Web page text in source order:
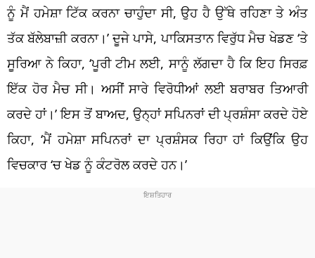
ਨੂੰ ਮੈਂ ਹਮੇਸ਼ਾ ਟਿੱਕ ਕਰਨਾ ਚਾਹੁੰਦਾ ਸੀ, ਉਹ ਹੈ ਉੱਥੇ ਰਹਿਣਾ ਤੇ ਅੰਤ
ਤੱਕ ਬੱਲੇਬਾਜ਼ੀ ਕਰਨਾ।’ ਦੂਜੇ ਪਾਸੇ, ਪਾਕਿਸਤਾਨ ਵਿਰੁੱਧ ਮੈਚ ਖੇਡਣ ‘ਤੇ
ਸੂਰਿਆ ਨੇ ਕਿਹਾ, ‘ਪੂਰੀ ਟੀਮ ਲਈ, ਸਾਨੂੰ ਲੱਗਦਾ ਹੈ ਕਿ ਇਹ ਸਿਰਫ਼
ਇੱਕ ਹੋਰ ਮੈਚ ਸੀ। ਅਸੀਂ ਸਾਰੇ ਵਿਰੋਧੀਆਂ ਲਈ ਬਰਾਬਰ ਤਿਆਰੀ
ਕਰਦੇ ਹਾਂ।’ ਇਸ ਤੋਂ ਬਾਅਦ, ਉਨ੍ਹਾਂ ਸਪਿਨਰਾਂ ਦੀ ਪ੍ਰਸ਼ੰਸਾ ਕਰਦੇ ਹੋਏ
ਕਿਹਾ, ‘ਮੈਂ ਹਮੇਸ਼ਾ ਸਪਿਨਰਾਂ ਦਾ ਪ੍ਰਸ਼ੰਸਕ ਰਿਹਾ ਹਾਂ ਕਿਉਂਕਿ ਉਹ
ਵਿਚਕਾਰ‘ਚਖੇਡ ਨੂੰ ਕੰਟਰੋਲ ਕਰਦੇ ਹਨ।’